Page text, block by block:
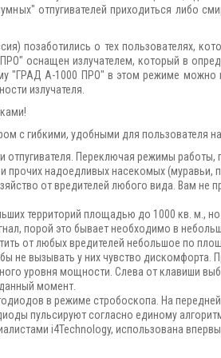
отпугивателей приходиться либо
позаботились о тех пользователях,
оснащен излучателем, который в
"ГРАД А-1000 ПРО" в этом режиме
излучателя.
с гибкими, удобными для пользователя
Переключая режимы
надоедливых насекомых (муравьи,
от вредителей любого вида. Вам не
территорий площадью до 1000 кв. м.,
порой это бывает необходимо в
от любых вредителей небольшое по
не вызывать у них чувство дискомфорта.
уровня мощности. Слева от клавиши
момент.
в режиме стробоскопа. На
пульсируют согласно единому
i4Technology, использована